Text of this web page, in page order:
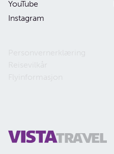
YouTube
Instagram